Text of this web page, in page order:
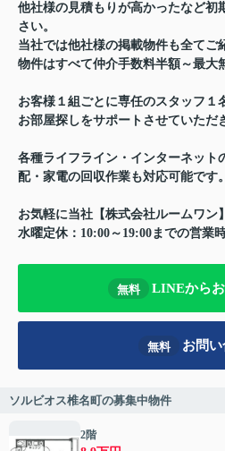
他社様の見積もりが高かったなど初
さい。
当社では他社様の掲載物件も全てご
物件はすべて仲介手数料半額～最大
お客様１組ごとに専任のスタッフ１
お部屋探しをサポートさせていただ
各種ライフライン・インターネット
配・家電の回収作業も対応可能です。
お気軽に当社【株式会社ルームワン
水曜定休：10:00～19:00までの営業
無料 LINEから
無料 お問
ソルビオス椎名町の募集中物件
2階